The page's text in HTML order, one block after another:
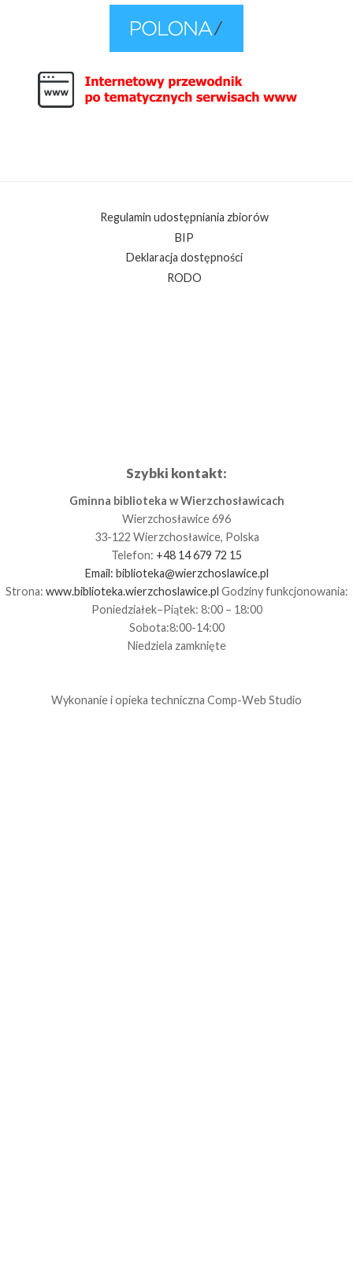
Regulamin udostępniania zbiorów
BIP
Deklaracja dostępności
RODO
Szybki kontakt:
Gminna biblioteka w Wierzchosławicach
Wierzchosławice 696
33-122 Wierzchosławice, Polska
Telefon: +48 14 679 72 15
Email: biblioteka@wierzchoslawice.pl
Strona: www.biblioteka.wierzchoslawice.pl Godziny funkcjonowania:
Poniedziałek–Piątek: 8:00 – 18:00
Sobota:8:00-14:00
Niedziela zamknięte
Wykonanie i opieka techniczna Comp-Web Studio